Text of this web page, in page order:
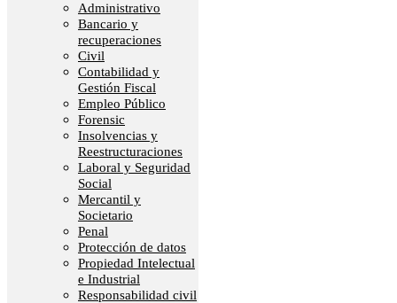
Administrativo
Bancario y
recuperaciones
Civil
Contabilidad y
Gestión Fiscal
Empleo Público
Forensic
Insolvencias y
Reestructuraciones
Laboral y Seguridad
Social
Mercantil y
Societario
Penal
Protección de datos
Propiedad Intelectual
e Industrial
Responsabilidad civil